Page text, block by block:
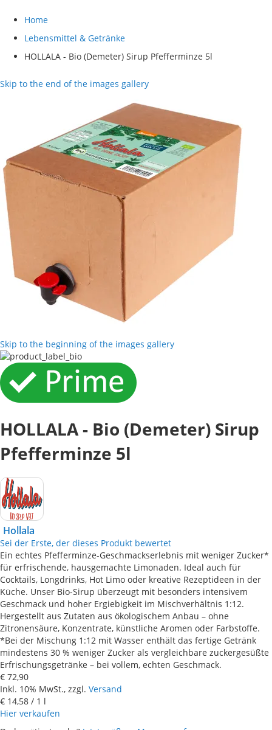
Home
Lebensmittel & Getränke
HOLLALA - Bio (Demeter) Sirup Pfefferminze 5l
Skip to the end of the images gallery
Skip to the beginning of the images gallery
HOLLALA - Bio (Demeter) Sirup
Pfefferminze 5l
Hollala
Sei der Erste, der dieses Produkt bewertet
Ein echtes Pfefferminze-Geschmackserlebnis mit weniger Zucker*
für erfrischende, hausgemachte Limonaden. Ideal auch für
Cocktails, Longdrinks, Hot Limo oder kreative Rezeptideen in der
Küche. Unser Bio-Sirup überzeugt mit besonders intensivem
Geschmack und hoher Ergiebigkeit im Mischverhältnis 1:12.
Hergestellt aus Zutaten aus ökologischem Anbau – ohne
Zitronensäure, Konzentrate, künstliche Aromen oder Farbstoffe.
*Bei der Mischung 1:12 mit Wasser enthält das fertige Getränk
mindestens 30 % weniger Zucker als vergleichbare zuckergesüßte
Erfrischungsgetränke – bei vollem, echten Geschmack.
€ 72,90
Inkl. 10% MwSt., zzgl. Versand
€ 14,58 / 1 l
Hier verkaufen